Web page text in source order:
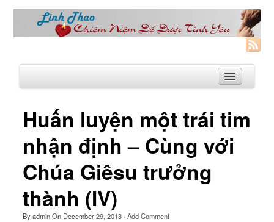
Linh Thao
Linh Thao là gì?
Linhthao.org
Bạn Đường Linh Thao
Huấn luyện một trái tim
nhận định – Cùng với
Chúa Giêsu trưởng
thành (IV)
ByadminOn December 29, 2013· Add Comment